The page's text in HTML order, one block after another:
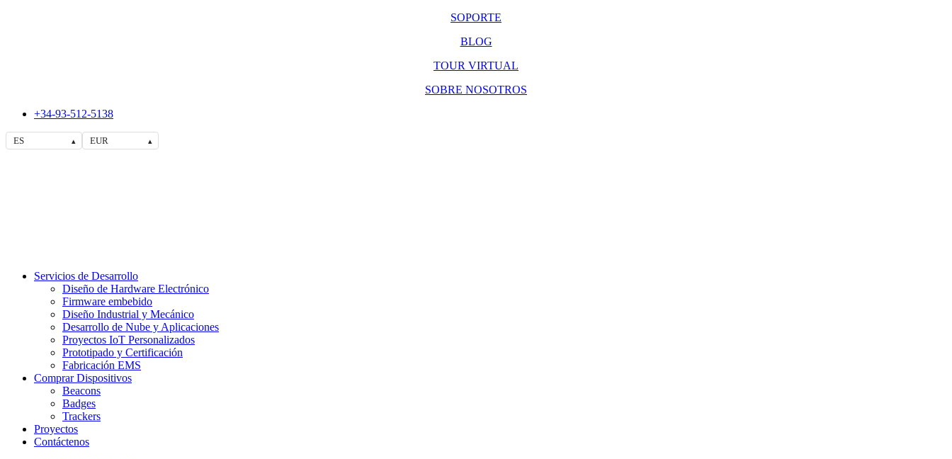
SOPORTE
BLOG
TOUR VIRTUAL
SOBRE NOSOTROS
+34-93-512-5138
ES ▴ EUR ▴
Servicios de Desarrollo
Diseño de Hardware Electrónico
Firmware embebido
Diseño Industrial y Mecánico
Desarrollo de Nube y Aplicaciones
Proyectos IoT Personalizados
Prototipado y Certificación
Fabricación EMS
Comprar Dispositivos
Beacons
Badges
Trackers
Proyectos
Contáctenos